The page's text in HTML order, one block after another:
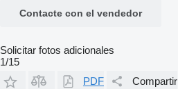
Contacte con el vendedor
Solicitar fotos adicionales
1/15
PDF
Compartir